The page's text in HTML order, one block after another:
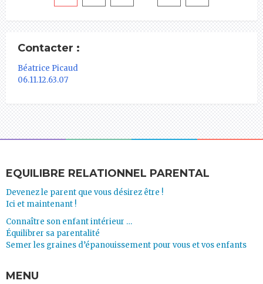
Contacter :
Béatrice Picaud
06.11.12.63.07
EQUILIBRE RELATIONNEL PARENTAL
Devenez le parent que vous désirez être !
Ici et maintenant !
Connaître son enfant intérieur …
Équilibrer sa parentalité
Semer les graines d’épanouissement pour vous et vos enfants
MENU